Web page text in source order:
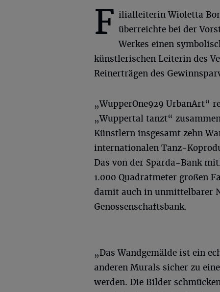
F ilialleiterin Wioletta
überreichte bei der
Werkes einen
künstlerischen Leiterin des
Reinerträgen des
„WupperOne929 UrbanArt“
„Wuppertal tanzt“
Künstlern insgesamt zehn
internationalen Tanz-
Das von der Sparda-Bank
1.000 Quadratmeter großen
damit auch in unmittelbarer
Genossenschaftsbank.
„Das Wandgemälde ist ein
anderen Murals sicher zu
werden. Die Bilder